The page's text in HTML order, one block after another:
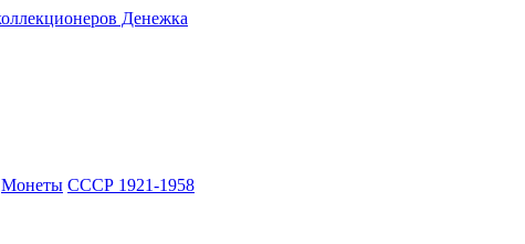
Монеты СССР 1921-1958